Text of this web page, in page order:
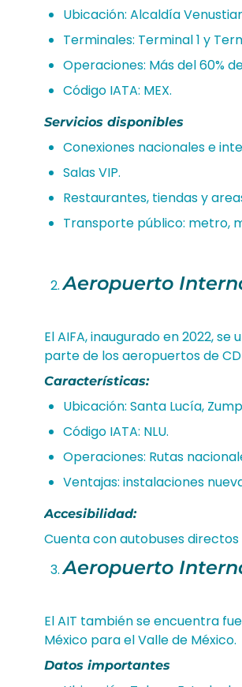
Ubicación: Alcaldía
Terminales: Terminal 1 y
Operaciones: Más del 60%
Código IATA: MEX.
Servicios disponibles
Conexiones nacionales e
Salas VIP.
Restaurantes, tiendas y
Transporte público: metro,
Aeropuerto
El AIFA, inaugurado en 2022,
parte de los aeropuertos de
Características:
Ubicación: Santa Lucía,
Código IATA: NLU.
Operaciones: Rutas
Ventajas: instalaciones
Accesibilidad:
Cuenta con autobuses directos
Aeropuerto
El AIT también se encuentra
México para el Valle de México.
Datos importantes